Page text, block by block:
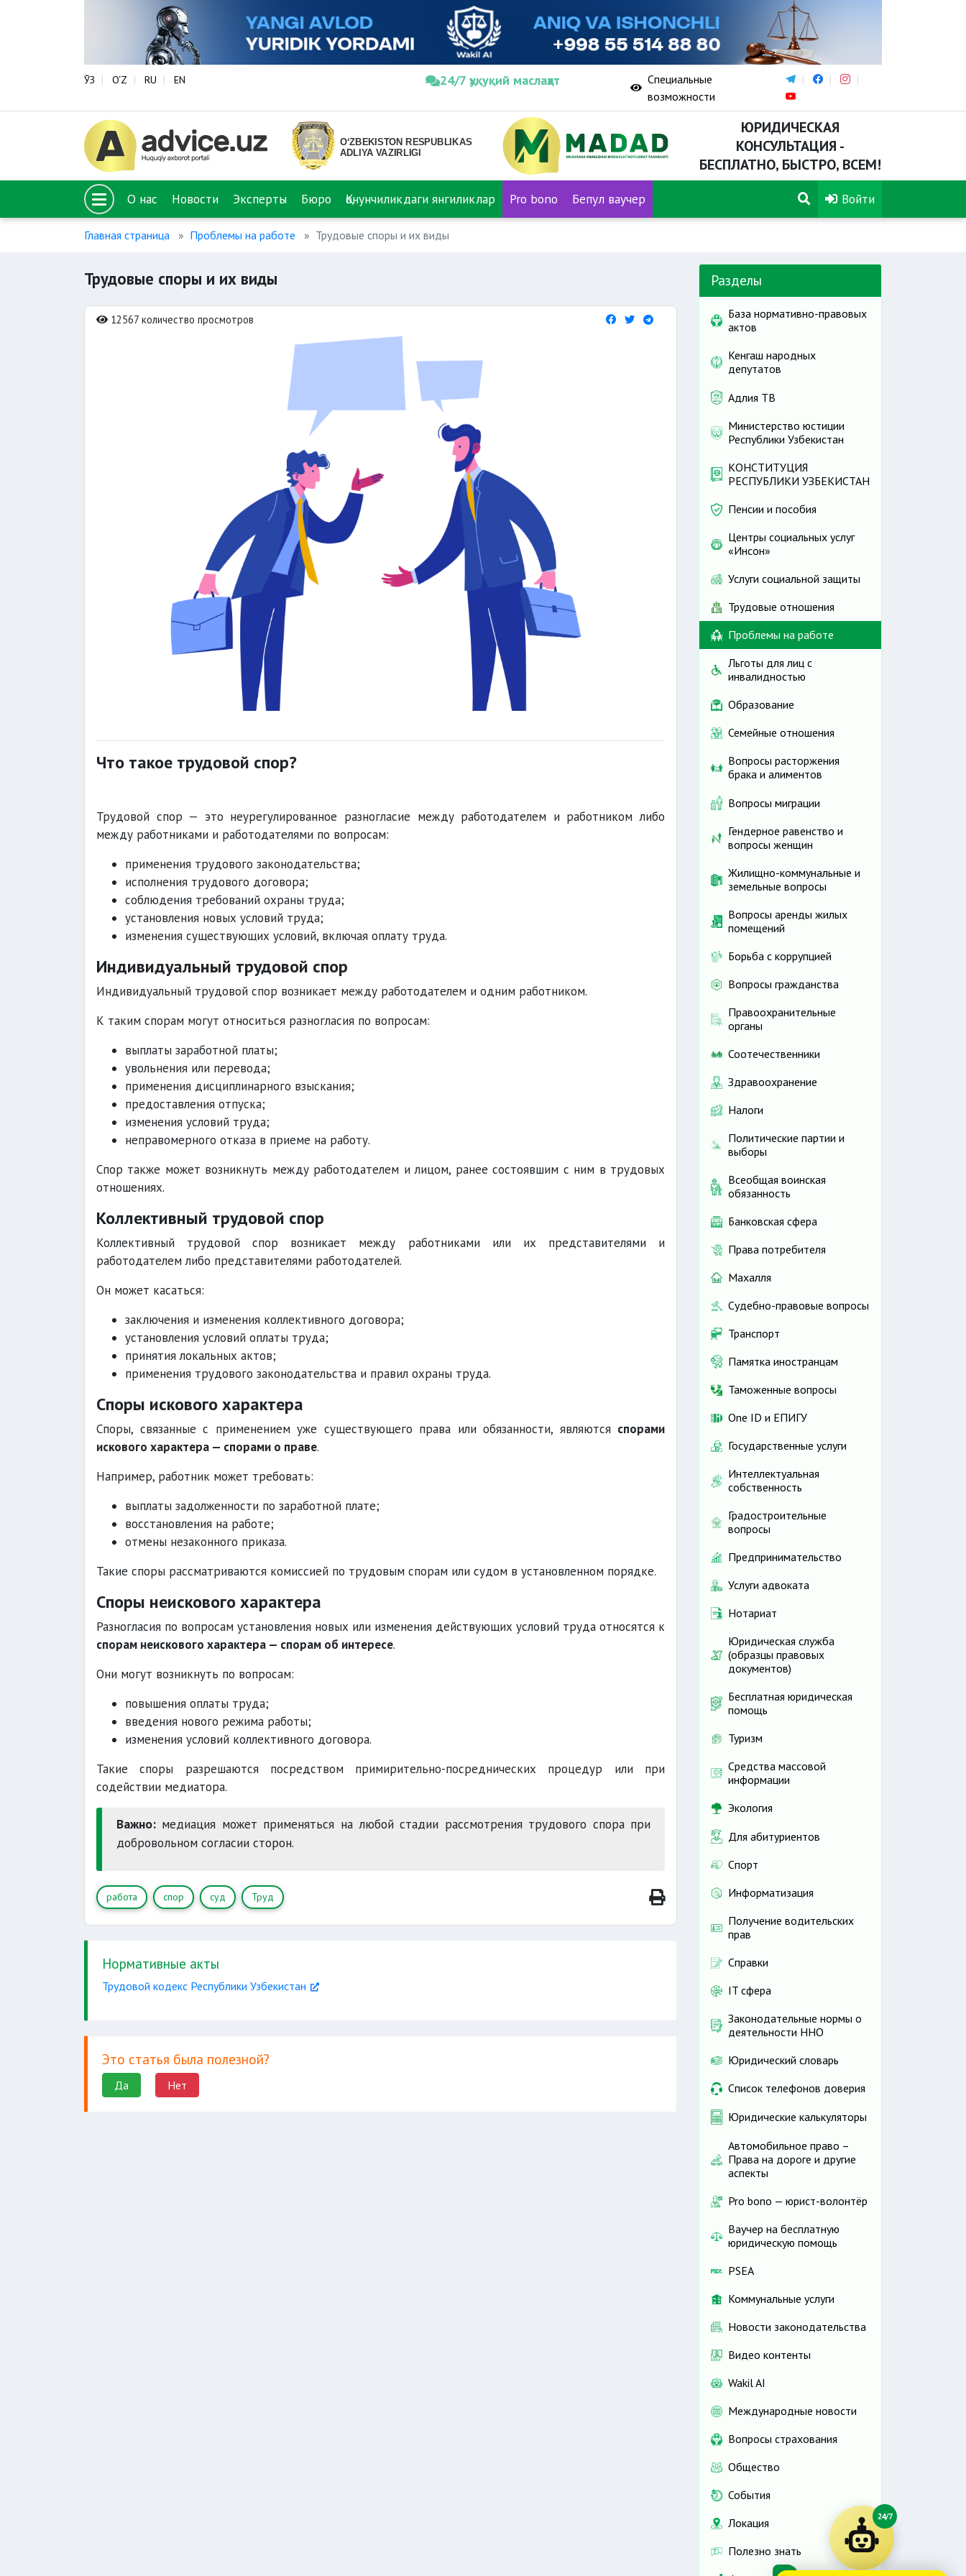
ЎЗ O‘Z RU EN 24/7 ҳуқуқий маслаҳат
Специальные
возможности
ЮРИДИЧЕСКАЯ
КОНСУЛЬТАЦИЯ -
БЕСПЛАТНО, БЫСТРО, ВСЕМ!
О нас Новости Эксперты Бюро Қонунчиликдаги янгиликлар Pro bono Бепул ваучер Войти
Главная страница Проблемы на работе Трудовые споры и их виды
Трудовые споры и их виды
12567 количество просмотров
Что такое трудовой спор?
Трудовой спор — это неурегулированное разногласие между работодателем и работником либо
между работниками и работодателями по вопросам:
применения трудового законодательства;
исполнения трудового договора;
соблюдения требований охраны труда;
установления новых условий труда;
изменения существующих условий, включая оплату труда.
Индивидуальный трудовой спор
Индивидуальный трудовой спор возникает между работодателем и одним работником.
К таким спорам могут относиться разногласия по вопросам:
выплаты заработной платы;
увольнения или перевода;
применения дисциплинарного взыскания;
предоставления отпуска;
изменения условий труда;
неправомерного отказа в приеме на работу.
Спор также может возникнуть между работодателем и лицом, ранее состоявшим с ним в трудовых
отношениях.
Коллективный трудовой спор
Коллективный трудовой спор возникает между работниками или их представителями и
работодателем либо представителями работодателей.
Он может касаться:
заключения и изменения коллективного договора;
установления условий оплаты труда;
принятия локальных актов;
применения трудового законодательства и правил охраны труда.
Споры искового характера
Споры, связанные с применением уже существующего права или обязанности, являются спорами
искового характера — спорами о праве.
Например, работник может требовать:
выплаты задолженности по заработной плате;
восстановления на работе;
отмены незаконного приказа.
Такие споры рассматриваются комиссией по трудовым спорам или судом в установленном порядке.
Споры неискового характера
Разногласия по вопросам установления новых или изменения действующих условий труда относятся к
спорам неискового характера — спорам об интересе.
Они могут возникнуть по вопросам:
повышения оплаты труда;
введения нового режима работы;
изменения условий коллективного договора.
Такие споры разрешаются посредством примирительно-посреднических процедур или при
содействии медиатора.
Важно: медиация может применяться на любой стадии рассмотрения трудового спора при
добровольном согласии сторон.
работа спор суд Труд
Нормативные акты
Трудовой кодекс Республики Узбекистан
Это статья была полезной?
Да Нет
Разделы
База нормативно-правовых
актов
Кенгаш народных
депутатов
Адлия ТВ
Министерство юстиции
Республики Узбекистан
КОНСТИТУЦИЯ
РЕСПУБЛИКИ УЗБЕКИСТАН
Пенсии и пособия
Центры социальных услуг
«Инсон»
Услуги социальной защиты
Трудовые отношения
Проблемы на работе
Льготы для лиц с
инвалидностью
Образование
Семейные отношения
Вопросы расторжения
брака и алиментов
Вопросы миграции
Гендерное равенство и
вопросы женщин
Жилищно-коммунальные и
земельные вопросы
Вопросы аренды жилых
помещений
Борьба с коррупцией
Вопросы гражданства
Правоохранительные
органы
Соотечественники
Здравоохранение
Налоги
Политические партии и
выборы
Всеобщая воинская
обязанность
Банковская сфера
Права потребителя
Махалля
Судебно-правовые вопросы
Транспорт
Памятка иностранцам
Таможенные вопросы
One ID и ЕПИГУ
Государственные услуги
Интеллектуальная
собственность
Градостроительные
вопросы
Предпринимательство
Услуги адвоката
Нотариат
Юридическая служба
(образцы правовых
документов)
Бесплатная юридическая
помощь
Туризм
Средства массовой
информации
Экология
Для абитуриентов
Спорт
Информатизация
Получение водительских
прав
Справки
IT сфера
Законодательные нормы о
деятельности ННО
Юридический словарь
Список телефонов доверия
Юридические калькуляторы
Автомобильное право –
Права на дороге и другие
аспекты
Pro bono — юрист-волонтёр
Ваучер на бесплатную
юридическую помощь
PSEA
Коммунальные услуги
Новости законодательства
Видео контенты
Wakil AI
Международные новости
Вопросы страхования
Общество
События
Локация
Полезно знать
24/7